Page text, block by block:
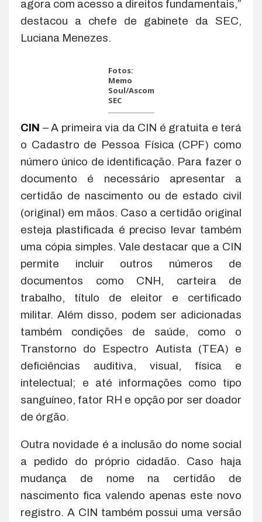
agora com acesso a direitos fundamentais,”
destacou a chefe de gabinete da SEC,
Luciana Menezes.
Fotos:
Memo
Soul/Ascom
SEC
CIN – A primeira via da CIN é gratuita e terá
o Cadastro de Pessoa Física (CPF) como
número único de identificação. Para fazer o
documento é necessário apresentar a
certidão de nascimento ou de estado civil
(original) em mãos. Caso a certidão original
esteja plastificada é preciso levar também
uma cópia simples. Vale destacar que a CIN
permite incluir outros números de
documentos como CNH, carteira de
trabalho, título de eleitor e certificado
militar. Além disso, podem ser adicionadas
também condições de saúde, como o
Transtorno do Espectro Autista (TEA) e
deficiências auditiva, visual, física e
intelectual; e até informações como tipo
sanguíneo, fator RH e opção por ser doador
de órgão.
Outra novidade é a inclusão do nome social
a pedido do próprio cidadão. Caso haja
mudança de nome na certidão de
nascimento fica valendo apenas este novo
registro. A CIN também possui uma versão